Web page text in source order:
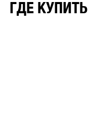
ГДЕ КУПИТЬ